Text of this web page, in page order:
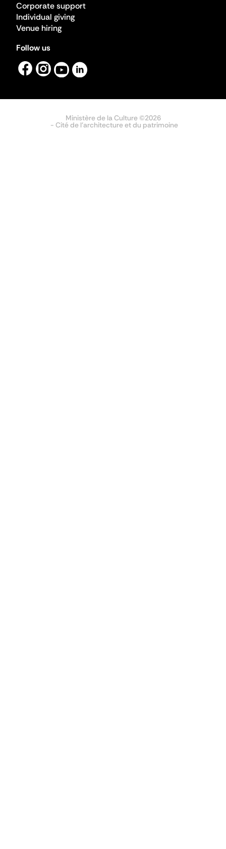
Corporate support
Individual giving
Venue hiring
Follow us
Ministère de la Culture ©2026
- Cité de l'architecture et du patrimoine